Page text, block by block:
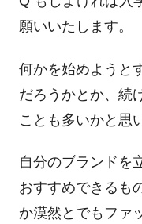
願いいたします。
何かを始めようと
だろうかとか、続
ことも多いかと思
自分のブランドを
おすすめできるも
か漠然とでもファ